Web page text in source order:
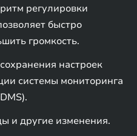
регулировки
быстро
громкость.
настроек
системы мониторинга
и другие изменения.